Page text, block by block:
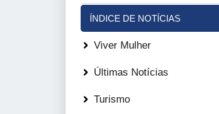
ÍNDICE DE NOTÍCIAS
Viver Mulher
Últimas Notícias
Turismo